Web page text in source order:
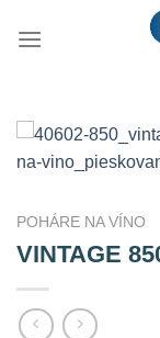
POHÁRE NA VÍNO
VINTAGE